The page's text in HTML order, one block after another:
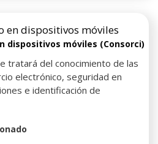
dispositivos móviles (Consorci)
tratará del conocimiento de las
electrónico, seguridad en
e identificación de